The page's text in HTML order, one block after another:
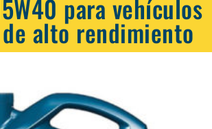
para vehículos
alto rendimiento